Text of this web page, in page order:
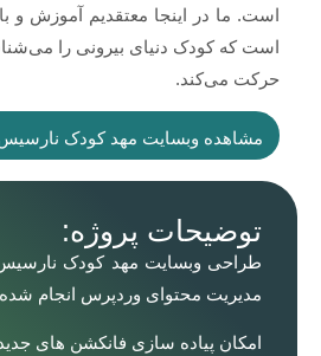
است. ما در اینجا معتقدیم آموزش و
است که کودک دنیای بیرونی را
حرکت می‌کند.
مشاهده وبسایت مهد کودک
توضیحات پروژه:
طراحی وبسایت مهد کودک نارسیس
مدیریت محتوای وردپرس انجام
امکان پیاده سازی فانکشن های